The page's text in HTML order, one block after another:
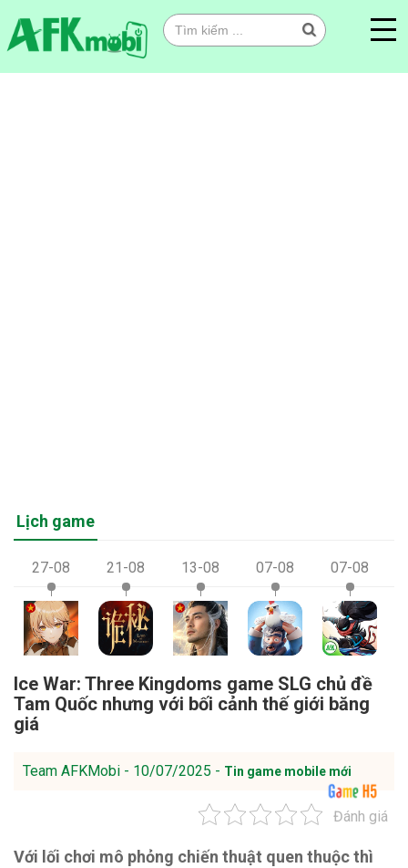
Lịch game
27-08 21-08 13-08 07-08 07-08
Ice War: Three Kingdoms game SLG chủ đề
Tam Quốc nhưng với bối cảnh thế giới băng
giá
Team AFKMobi - 10/07/2025 - Tin game mobile mới
Đánh giá
Với lối chơi mô phỏng chiến thuật quen thuộc thì